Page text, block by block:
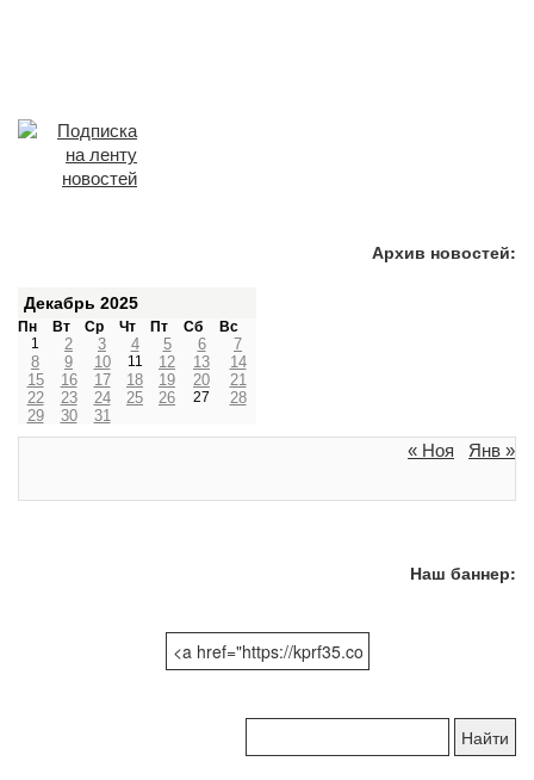
Архив новостей:
Декабрь 2025
Пн Вт Ср Чт Пт Сб
Вс
1
2 3 4 5 6
7
8
9 10 11 12 13
14
15
16 17 18 19 20
21
22
23 24 25 26 27
28
29
30 31
« Ноя Янв »
Наш баннер:
по